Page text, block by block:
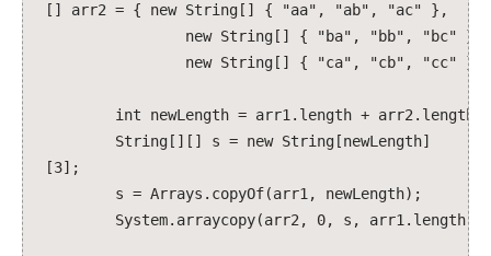
Snippets und Klassen
Alphabetische Sitemap
[] arr2 = { new String[] { "aa", "ab", "ac" },
new String[] { "ba", "bb", "bc" },
new String[] { "ca", "cb", "cc" }
int newLength = arr1.length + arr2.length;
String[][] s = new String[newLength]
[3];
s = Arrays.copyOf(arr1, newLength);
System.arraycopy(arr2, 0, s, arr1.length,